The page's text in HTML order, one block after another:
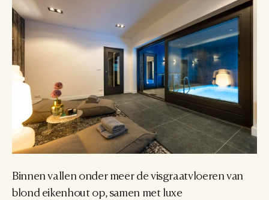
Binnen vallen onder meer de visgraatvloeren van
blond eikenhout op, samen met luxe